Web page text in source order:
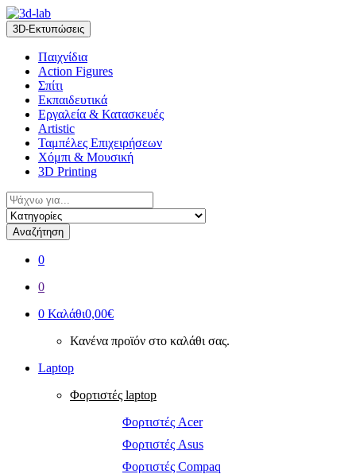
Skip
to
navigation
Skip
to
content
3D-Εκτυπώσεις
Παιχνίδια
Action Figures
Σπίτι
Εκπαιδευτικά
Εργαλεία & Κατασκευές
Artistic
Ταμπέλες Επιχειρήσεων
Χόμπι & Μουσική
3D Printing
Αναζήτηση
για:
Αναζήτηση
0
0
0 Καλάθι0,00€
Κανένα προϊόν στο καλάθι σας.
Laptop
Φορτιστές laptop
Φορτιστές Acer
Φορτιστές Asus
Φορτιστές Compaq